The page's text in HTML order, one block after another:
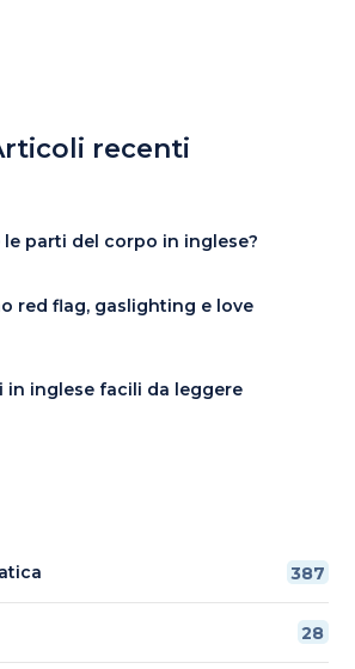
recenti
le parti del corpo in inglese?
red flag, gaslighting e love
in inglese facili da leggere
387
28